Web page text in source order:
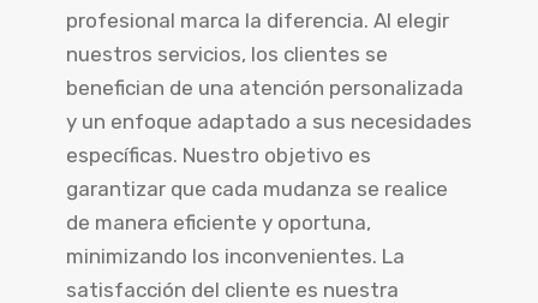
profesional marca la diferencia. Al elegir
nuestros servicios, los clientes se
benefician de una atención personalizada
y un enfoque adaptado a sus necesidades
específicas. Nuestro objetivo es
garantizar que cada mudanza se realice
de manera eficiente y oportuna,
minimizando los inconvenientes. La
satisfacción del cliente es nuestra